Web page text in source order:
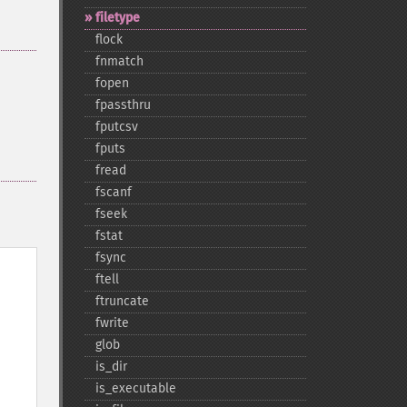
filetype
flock
fnmatch
fopen
fpassthru
fputcsv
fputs
fread
fscanf
fseek
fstat
fsync
ftell
ftruncate
fwrite
glob
is_​dir
is_​executable